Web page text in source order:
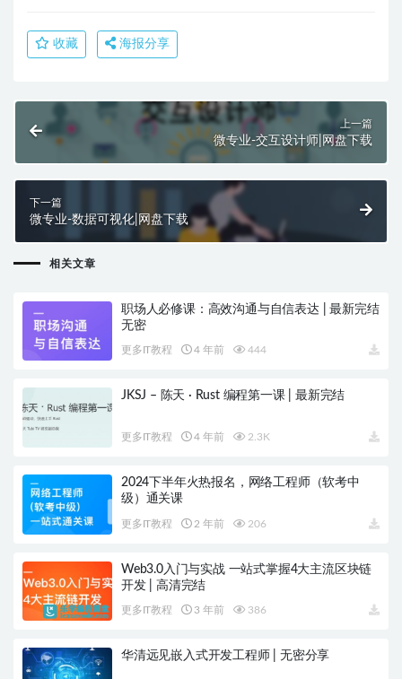
收藏 海报分享
上一篇
微专业-交互设计师|网盘下载
下一篇
微专业-数据可视化|网盘下载
相关文章
职场人必修课：高效沟通与自信表达 | 最新完结
无密
更多IT教程 4 年前 444
JKSJ – 陈天 · Rust 编程第一课 | 最新完结
更多IT教程 4 年前 2.3K
2024下半年火热报名，网络工程师（软考中
级）通关课
更多IT教程 2 年前 206
Web3.0入门与实战 一站式掌握4大主流区块链
开发 | 高清完结
更多IT教程 3 年前 386
华清远见嵌入式开发工程师 | 无密分享